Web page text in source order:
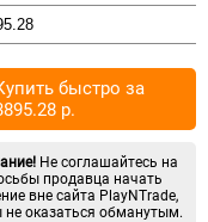
быстро за
p.
Не соглашайтесь на
продавца начать
вне сайта PlayNTrade,
не оказаться обманутым.